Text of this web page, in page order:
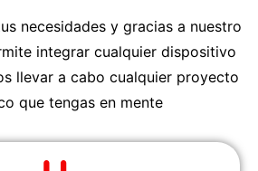
necesidades y gracias a nuestro
integrar cualquier dispositivo
llevar a cabo cualquier proyecto
que tengas en mente